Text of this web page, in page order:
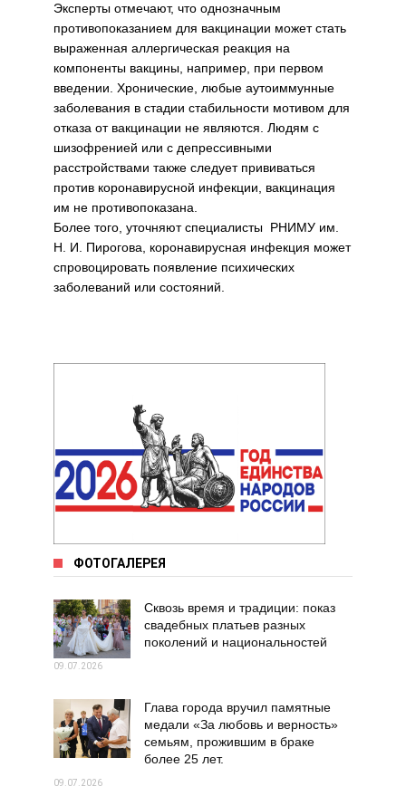
Эксперты отмечают, что однозначным
противопоказанием для вакцинации может стать
выраженная аллергическая реакция на
компоненты вакцины, например, при первом
введении. Хронические, любые аутоиммунные
заболевания в стадии стабильности мотивом для
отказа от вакцинации не являются. Людям с
шизофренией или с депрессивными
расстройствами также следует прививаться
против коронавирусной инфекции, вакцинация
им не противопоказана.
Более того, уточняют специалисты РНИМУ им.
Н. И. Пирогова, коронавирусная инфекция может
спровоцировать появление психических
заболеваний или состояний.
ФОТОГАЛЕРЕЯ
Сквозь время и традиции: показ
свадебных платьев разных
поколений и национальностей
09.07.2026
Глава города вручил памятные
медали «За любовь и верность»
семьям, прожившим в браке
более 25 лет.
09.07.2026